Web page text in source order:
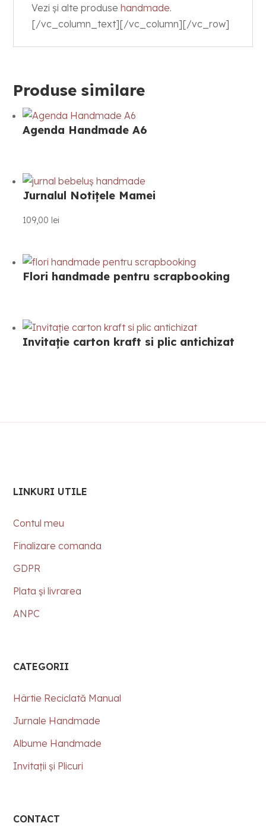
Vezi și alte produsehandmade.
[/vc_column_text][/vc_column][/vc_row]
Produse similare
Agenda Handmade A6
Jurnalul Notițele Mamei
109,00 lei
Flori handmade pentru scrapbooking
Invitație carton kraft si plic antichizat
LINKURI UTILE
Contul meu
Finalizare comanda
GDPR
Plata și livrarea
ANPC
CATEGORII
Hârtie Reciclată Manual
Jurnale Handmade
Albume Handmade
Invitații și Plicuri
CONTACT